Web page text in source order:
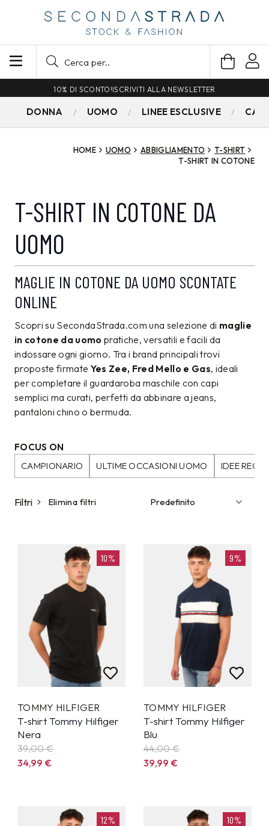
10% DI SCONTO!ISCRIVITI ALLA NEWSLETTER
DONNA UOMO LINEE ESCLUSIVE
HOME UOMO ABBIGLIAMENTO
T-SHIRT
T-SHIRT IN COTONE
T-SHIRT IN COTONE DA
UOMO
MAGLIE IN COTONE DA UOMO SCONTATE
ONLINE
Scopri su SecondaStrada.com una selezione di maglie
in cotone da uomo pratiche, versatili e facili da
indossare ogni giorno. Tra i brand principali trovi
proposte firmate Yes Zee, Fred Mello e Gas, ideali
per completare il guardaroba maschile con capi
semplici ma curati, perfetti da abbinare a jeans,
pantaloni chino o bermuda.
FOCUS ON
CAMPIONARIO
ULTIME OCCASIONI UOMO IDEE
Filtri Elimina filtri
10%
TOMMY HILFIGER
T-shirt Tommy Hilfiger
Nera
39,00 €
34,99€
9%
TOMMY HILFIGER
T-shirt Tommy Hilfiger
Blu
44,00 €
39,99€
12% 10%